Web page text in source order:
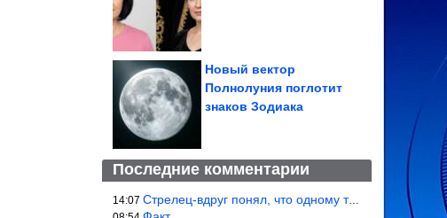
Новый вектор
Полнолуния поглотит
знаков Зодиака
Последние комментарии
14:07 Стрелец-вдруг понял, что одному то и жить легче.